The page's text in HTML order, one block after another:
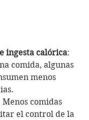
ingesta calórica:
comida, algunas
menos
Menos comidas
el control de la